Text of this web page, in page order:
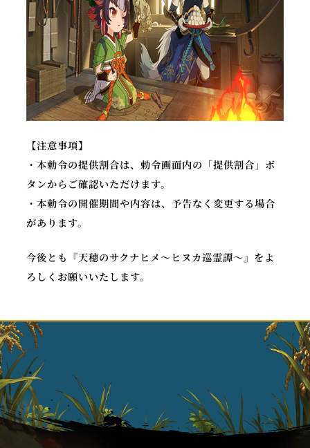
【注意事項】
・本勅令の提供割合は、勅令画面内の「提供割合」ボ
タンからご確認いただけます。
・本勅令の開催期間や内容は、予告なく変更する場合
があります。
今後とも『天穂のサクナヒメ～ヒヌカ巡霊譚～』をよ
ろしくお願いいたします。